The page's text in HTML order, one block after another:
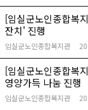
[임실군노인종합복
잔치' 진행
임실군노인종합복지관
[임실군노인종합복
영양가득 나눔 진행
임실군노인종합복지관